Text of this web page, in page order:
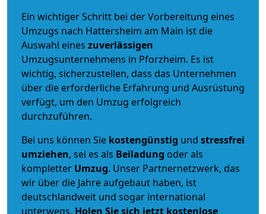
Ein wichtiger Schritt bei der Vorbereitung eines
Umzugs nach Hattersheim am Main ist die
Auswahl eines zuverlässigen
Umzugsunternehmens in Pforzheim. Es ist
wichtig, sicherzustellen, dass das Unternehmen
über die erforderliche Erfahrung und Ausrüstung
verfügt, um den Umzug erfolgreich
durchzuführen.
Bei uns können Sie kostengünstig und stressfrei
umziehen, sei es als Beiladung oder als
kompletter Umzug. Unser Partnernetzwerk, das
wir über die Jahre aufgebaut haben, ist
deutschlandweit und sogar international
unterwegs. Holen Sie sich jetzt kostenlose